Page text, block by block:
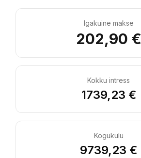
Igakuine makse
202,90 €
Kokku intress
1739,23 €
Kogukulu
9739,23 €